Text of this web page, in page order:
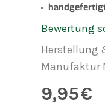
Bewertung
Herstellung
Manufaktur
9,95€